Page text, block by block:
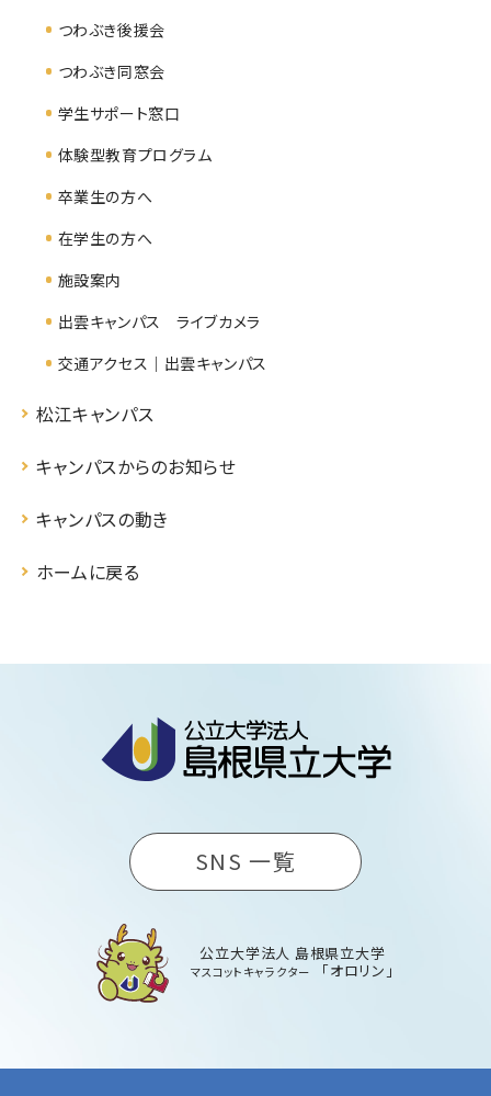
つわぶき後援会
つわぶき同窓会
学生サポート窓口
体験型教育プログラム
卒業生の方へ
在学生の方へ
施設案内
出雲キャンパス ライブカメラ
交通アクセス｜出雲キャンパス
松江キャンパス
キャンパスからのお知らせ
キャンパスの動き
ホームに戻る
SNS 一覧
公立大学法人 島根県立大学
マスコットキャラクター 「オロリン」